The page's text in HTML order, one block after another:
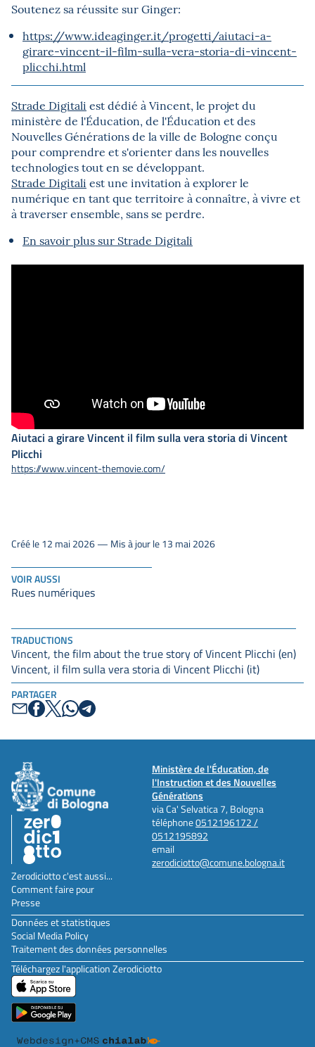
TRADUCTIONS
Vincent, the film about the true story of Vincent Plicchi (en)
Vincent, il film sulla vera storia di Vincent Plicchi (it)
PARTAGER
Soutenez sa réussite sur Ginger:
https://www.ideaginger.it/progetti/aiutaci-a-
girare-vincent-il-film-sulla-vera-storia-di-vincent-
plicchi.html
Strade Digitali est dédié à Vincent, le projet du
ministère de l'Éducation, de l'Éducation et des
Nouvelles Générations de la ville de Bologne conçu
pour comprendre et s'orienter dans les nouvelles
technologies tout en se développant.
Strade Digitali est une invitation à explorer le
numérique en tant que territoire à connaître, à vivre et
à traverser ensemble, sans se perdre.
En savoir plus sur Strade Digitali
Aiutaci a girare Vincent il film sulla vera storia di Vincent
Plicchi
https://www.vincent-themovie.com/
VOIR AUSSI
Rues numériques
Créé le 12 mai 2026 — Mis à jour le 13 mai 2026
Ministère de l'Éducation, de
l'Instruction et des Nouvelles
Générations
via Ca' Selvatica 7, Bologna
téléphone0512196172 /
0512195892
email
zerodiciotto@comune.bologna.it
Zerodiciotto c'est aussi...
Comment faire pour
Presse
Données et statistiques
Social Media Policy
Traitement des données personnelles
Téléchargez l'application Zerodiciotto